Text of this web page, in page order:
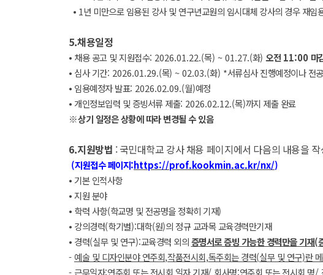
⦁ 1년 미만으로 임용된 강사 및 연구년교원의 임시대체 강사의 경우 재임
5.채용일정
⦁ 채용 공고 및 지원접수: 2026.01.22.(목) ~ 01.27.(화) 오전 11:00 마
⦁ 심사 기간: 2026.01.29.(목) ~ 02.03.(화) *서류심사 진행예정이나 전
⦁ 임용예정자 발표: 2026.02.09.(월)예정
⦁개인정보입력 및 증빙서류 제출: 2026.02.12.(목)까지 제출 완료
※상기 일정은 상황에 따라 변경될 수 있음
6.지원방법 :국민대학교 강사 채용 페이지에서 다음의 내용을
(지원접수 페이지:https://prof.kookmin.ac.kr/nx/)
⦁ 기본 인적사항
⦁지원 분야
⦁ 학력 사항(학교명 및 전공명을 정확히 기재)
⦁ 강의경력(학기별):대학(원)의 정규 교과목 교육경력만기재
⦁ 경력(실무 및 연구):교육경력 외의증명서로 증빙 가능한 경력만을 기재(
- 예술 및 디자인분야 연주회,작품전시회,독주회는 경력(실무 및 연구)란
- 근무일자:연주회 또는 전시회 일자 기재/ 회사명:연주회 또는 전시회 명/